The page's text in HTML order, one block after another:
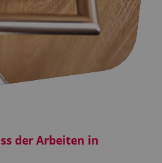
der Arbeiten in